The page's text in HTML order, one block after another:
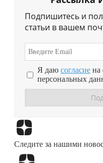
Подпишитесь и
статьи в вашем
Я даю согласие на
персональных
Следите за нашими